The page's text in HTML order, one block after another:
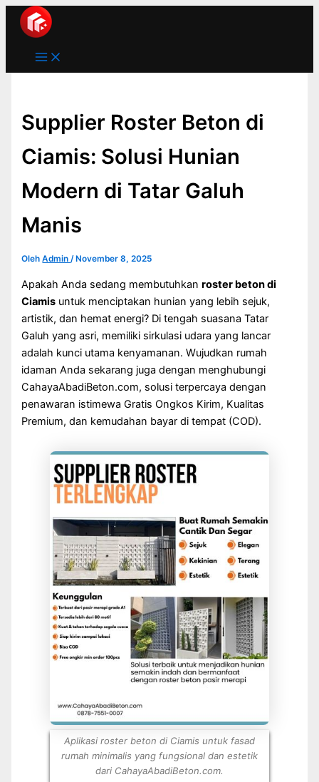
Lewati
konten
Main
Menu
Supplier Roster Beton di
Ciamis: Solusi Hunian
Modern di Tatar Galuh
Manis
OlehAdmin/ November 8, 2025
Apakah Anda sedang membutuhkanroster beton di
Ciamis untuk menciptakan hunian yang lebih sejuk,
artistik, dan hemat energi? Di tengah suasana Tatar
Galuh yang asri, memiliki sirkulasi udara yang lancar
adalah kunci utama kenyamanan. Wujudkan rumah
idaman Anda sekarang juga dengan menghubungi
CahayaAbadiBeton.com, solusi terpercaya dengan
penawaran istimewa Gratis Ongkos Kirim, Kualitas
Premium, dan kemudahan bayar di tempat (COD).
Aplikasi roster beton di Ciamis untuk fasad
rumah minimalis yang fungsional dan estetik
dari CahayaAbadiBeton.com.